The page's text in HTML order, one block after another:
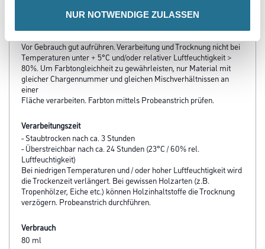
NUR NOTWENDIGE ZULASSEN
Verarbeitungstemp./Luftfeuchte
Vor Gebrauch gut aufrühren. Verarbeitung und Trocknung nicht bei
Temperaturen unter + 5°C und/oder relativer Luftfeuchtigkeit >
80%. Um Farbtongleichheit zu gewährleisten, nur Material mit
gleicher Chargennummer und gleichen Mischverhältnissen an
einer
Fläche verarbeiten. Farbton mittels Probeanstrich prüfen.
Verarbeitungszeit
- Staubtrocken nach ca. 3 Stunden
- Überstreichbar nach ca. 24 Stunden (23°C / 60% rel.
Luftfeuchtigkeit)
Bei niedrigen Temperaturen und / oder hoher Luftfeuchtigkeit wird
die Trockenzeit verlängert. Bei gewissen Holzarten (z.B.
Tropenhölzer, Eiche etc.) können Holzinhaltstoffe die Trocknung
verzögern. Probeanstrich durchführen.
Verbrauch
80 ml